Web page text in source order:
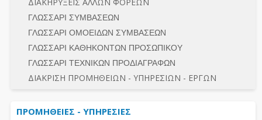
ΔΙΚΑΙΟΥΜΕΝΟΙ ΣΥΜΜΕΤΟΧΗΣ
ΠΡΟΣΦΟΡΕΣ – ΔΙΚΑΙΟΛΟΓΗΤΙΚΑ ΣΥΜΜΕΤΟΧΗΣ
ΔΙΕΞΑΓΩΓΗ ΔΙΑΔΙΚΑΣΙΑΣ
ΕΣΗΔΗΣ – ΚΗΜΔΗΣ
ΠΕΡΙΛΗΨΕΙΣ ΑΠΟΦΑΣΕΩΝ Α.Ε.Π.Π. - Ε.Α.ΔΗ.ΣΥ.
ΣΥΝΟΛΟ
ΔΙΑΔΙΚΑΣΙΕΣ ΑΝΑΘΕΣΗΣ
ΓΕΝΙΚΟΙ ΚΑΝΟΝΕΣ
ΠΡΟΕΤΟΙΜΑΣΙΑ - ΔΗΜΟΣΙΟΤΗΤΑ
ΛΟΓΟΙ ΑΠΟΚΛΕΙΣΜΟΥ-ΔΙΚΑΙΟΥΜΕΝΟΙ ΣΥΜΜΕΤΟΧΗΣ
ΠΡΟΣΦΟΡΕΣ - ΔΙΚΑΙΟΛΟΓΗΤΙΚΑ ΣΥΜΜΕΤΟΧΗΣ
ΓΛΩΣΣΑΡΙ ΣΥΜΒΑΣΕΩΝ
ΓΛΩΣΣΑΡΙ ΟΜΟΕΙΔΩΝ ΣΥΜΒΑΣΕΩΝ
ΓΛΩΣΣΑΡΙ ΚΑΘΗΚΟΝΤΩΝ ΠΡΟΣΩΠΙΚΟΥ
ΓΛΩΣΣΑΡΙ ΤΕΧΝΙΚΩΝ ΠΡΟΔΙΑΓΡΑΦΩΝ
ΔΙΑΚΡΙΣΗ ΠΡΟΜΗΘΕΙΩΝ - ΥΠΗΡΕΣΙΩΝ - ΕΡΓΩΝ
ΠΡΟΜΗΘΕΙΕΣ - ΥΠΗΡΕΣΙΕΣ